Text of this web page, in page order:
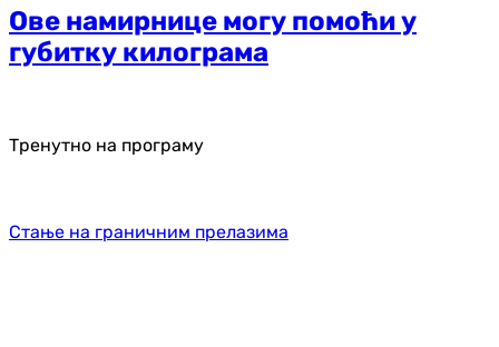
Ове намирнице могу помоћи у
губитку килограма
Тренутно на програму
Стање на граничним прелазима